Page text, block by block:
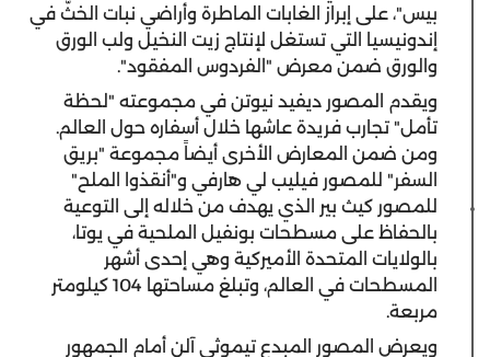
بيس"، على إبراز الغابات الماطرة وأراضي نبات الخثّ في
إندونيسيا التي تستغل لإنتاج زيت النخيل ولب الورق
والورق ضمن معرض "الفردوس المفقود".
ويقدم المصور ديفيد نيوتن في مجموعته "لحظة
تأمل" تجارب فريدة عاشها خلال أسفاره حول العالم.
ومن ضمن المعارض الأخرى أيضاً مجموعة "بريق
السفر" للمصور فيليب لي هارفي و"أنقذوا الملح"
للمصور كيث بير الذي يهدف من خلاله إلى التوعية
بالحفاظ على مسطحات بونفيل الملحية في يوتا،
بالولايات المتحدة الأميركية وهي إحدى أشهر
المسطحات في العالم، وتبلغ مساحتها 104 كيلومتر
مربعة.
ويعرض المصور المبدع تيموثي آلن أمام الجمهور